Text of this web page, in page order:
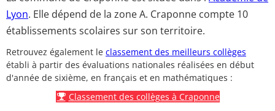
Lyon. Elle dépend de la zone A. Craponne compte 10
établissements scolaires sur son territoire.
Retrouvez également le classement des meilleurs collèges
établi à partir des évaluations nationales réalisées en début
d'année de sixième, en français et en mathématiques :
Classement des collèges à Craponne